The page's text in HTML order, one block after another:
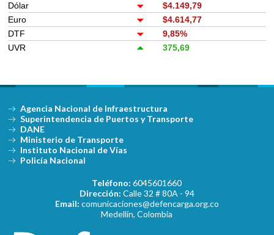
Dólar
$4.149,79
Euro
$4.614,77
DTF
9,85%
UVR
375,69
Agencia Nacional de Infraestructura
Superintendencia de Puertos y Transporte
DANE
Ministerio de Transporte
Instituto Nacional de Vías
Policía Nacional
Teléfono: 6045601660
Dirección: Calle 32 # 80A - 94
Email: comunicaciones@defencarga.org.co
Medellín, Colombia